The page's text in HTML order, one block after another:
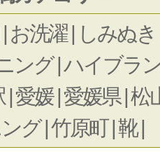
| お洗濯 | しみぬ
ング | ハイブラ
愛媛 | 愛媛県 |
グ | 竹原町 | 靴 |